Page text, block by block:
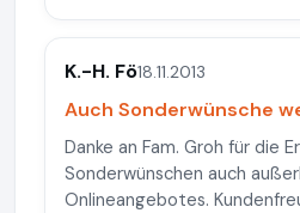
K.-H. Fö18.11.2013
Auch Sonderwünsche
Danke an Fam. Groh für die
Sonderwünschen auch
Onlineangebotes.